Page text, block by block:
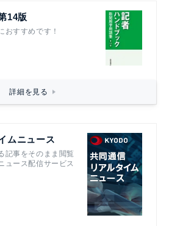
14版
おすすめです！
詳細を見る
ムニュース
記事をそのまま閲覧
ュース配信サービス